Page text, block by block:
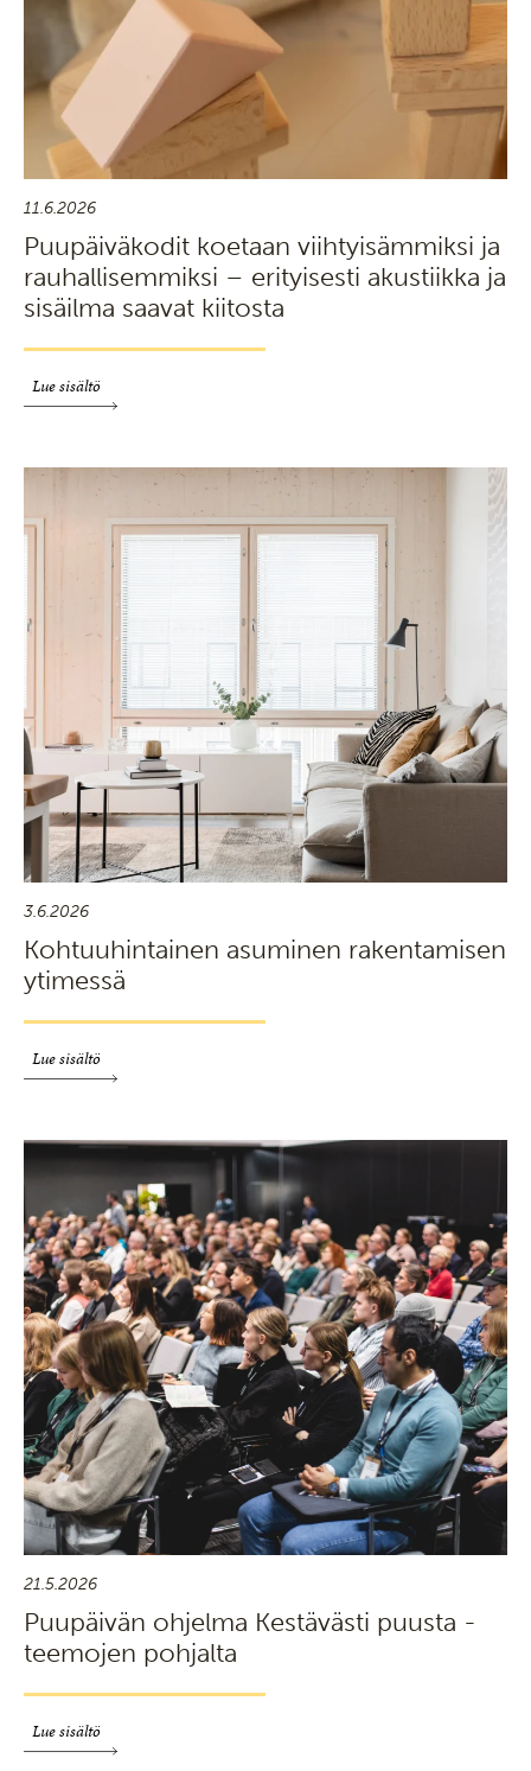
11.6.2026
Puupäiväkodit koetaan viihtyisämmiksi ja
rauhallisemmiksi – erityisesti akustiikka ja
sisäilma saavat kiitosta
Lue sisältö
3.6.2026
Kohtuuhintainen asuminen rakentamisen
ytimessä
Lue sisältö
21.5.2026
Puupäivän ohjelma Kestävästi puusta -
teemojen pohjalta
Lue sisältö